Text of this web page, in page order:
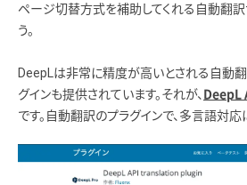
ページ切替方式を補助してくれる自動翻訳
う。
DeepLは非常に精度が高いとされる自動
グインも提供されています。それが、
です。自動翻訳のプラグインで、多言語対応